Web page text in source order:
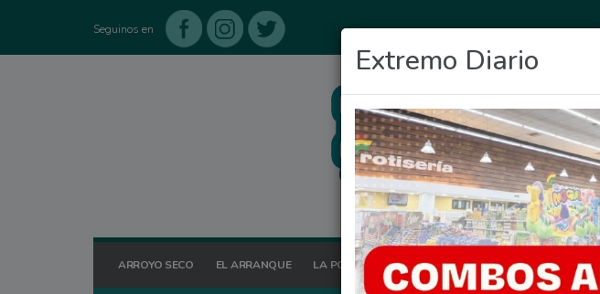
Seguinos en
ARROYO SECO EL ARRANQUE LA POSTA HOY OCIO DEPORTES FIGHIERA
Extremo Diario